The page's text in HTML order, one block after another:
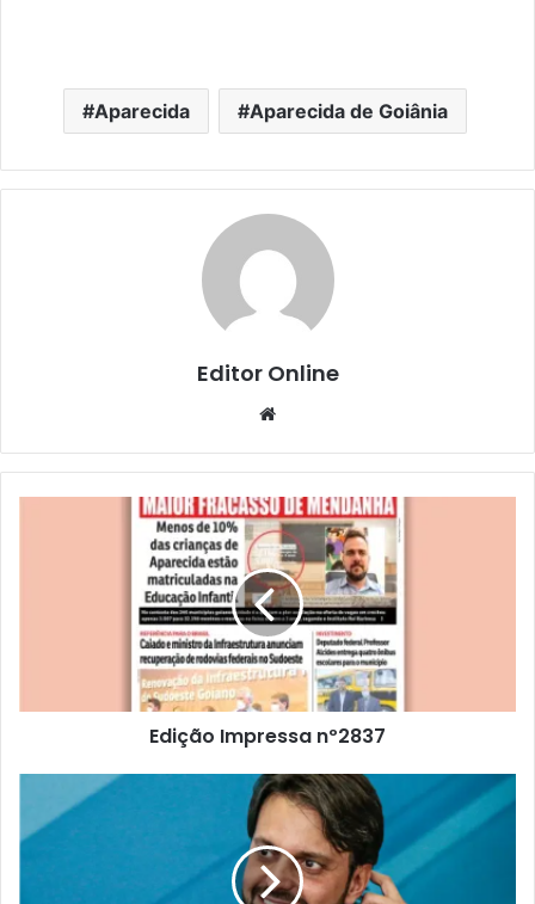
Aparecida Aparecida de Goiânia
Editor Online
Edição Impressa nº2837